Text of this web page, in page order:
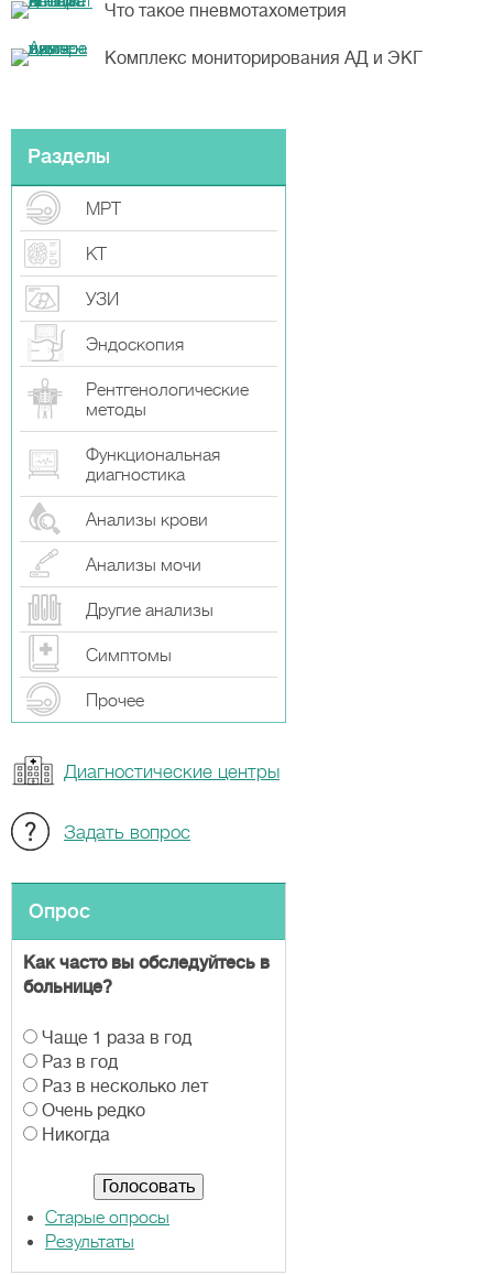
Что такое пневмотахометрия
Комплекс мониторирования АД и ЭКГ
Разделы
МРТ
КТ
УЗИ
Эндоскопия
Рентгенологические
методы
Функциональная
диагностика
Анализы крови
Анализы мочи
Другие анализы
Симптомы
Прочeе
Диагностические центры
Задать вопрос
Опрос
Как часто вы обследуйтесь в
больнице?
В
а
р
и
а
Чаще 1 раза в год
Раз в год
Раз в несколько лет
Очень редко
Никогда
Старые опросы
Результаты